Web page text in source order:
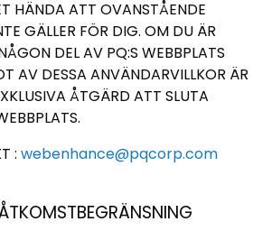
HÄNDA ATT OVANSTÅENDE
GÄLLER FÖR DIG. OM DU ÄR
DEL AV PQ:S WEBBPLATS
AV DESSA ANVÄNDARVILLKOR ÄR
ÅTGÄRD ATT SLUTA
: webenhance@pqcorp.com